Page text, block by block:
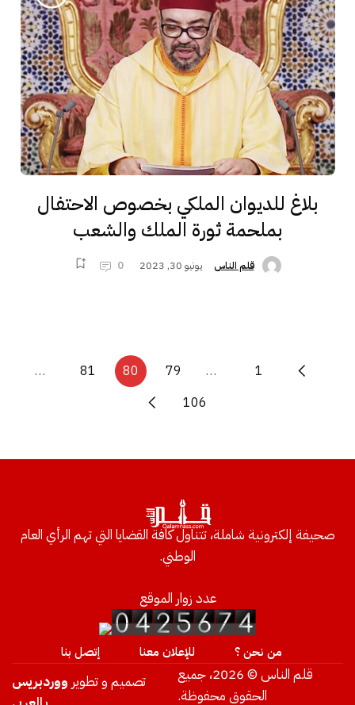
بلاغ للديوان الملكي بخصوص الاحتفال
بملحمة ثورة الملك والشعب
قلم الناس يونيو 30, 2023 0
1
…
79
80
81
…
106
صحيفة إلكترونية شاملة، تتناول كافة القضايا التي تهم الرأي العام
الوطني.
عدد زوار الموقع
من نحن ؟ للإعلان معنا إتصل بنا
قلم الناس © 2026، جميع
الحقوق محفوظة.
تصميم و تطوير ووردبريس